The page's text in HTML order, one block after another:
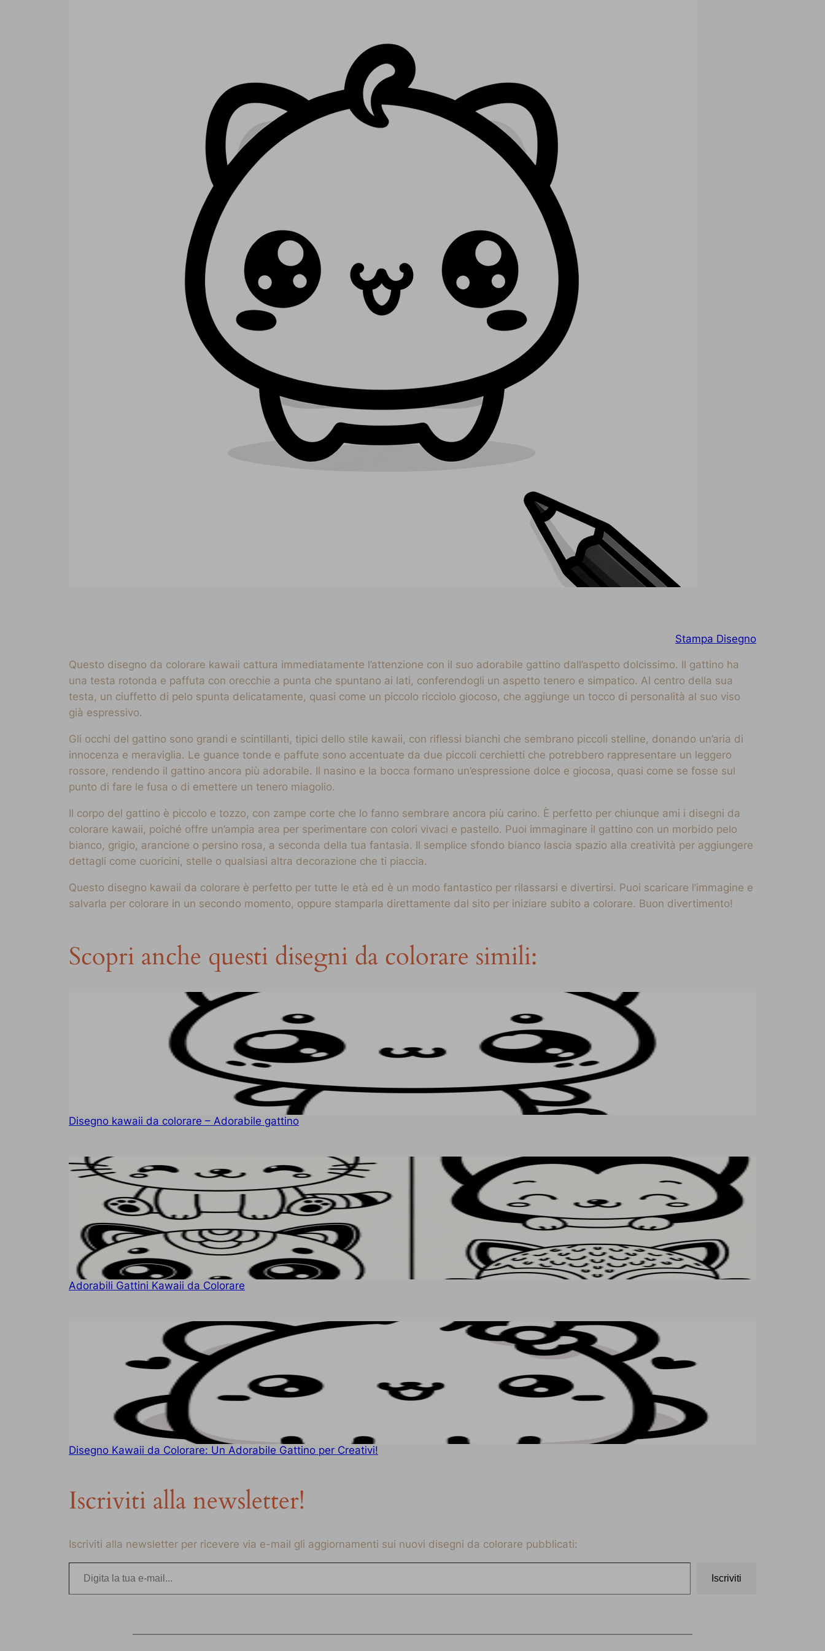
Stampa Disegno
Questo disegno da colorare kawaii cattura immediatamente l’attenzione con il suo adorabile gattino dall’aspetto dolcissimo. Il gattino ha
una testa rotonda e paffuta con orecchie a punta che spuntano ai lati, conferendogli un aspetto tenero e simpatico. Al centro della sua
testa, un ciuffetto di pelo spunta delicatamente, quasi come un piccolo ricciolo giocoso, che aggiunge un tocco di personalità al suo viso
già espressivo.
Gli occhi del gattino sono grandi e scintillanti, tipici dello stile kawaii, con riflessi bianchi che sembrano piccoli stelline, donando un’aria di
innocenza e meraviglia. Le guance tonde e paffute sono accentuate da due piccoli cerchietti che potrebbero rappresentare un leggero
rossore, rendendo il gattino ancora più adorabile. Il nasino e la bocca formano un’espressione dolce e giocosa, quasi come se fosse sul
punto di fare le fusa o di emettere un tenero miagolio.
Il corpo del gattino è piccolo e tozzo, con zampe corte che lo fanno sembrare ancora più carino. È perfetto per chiunque ami i disegni da
colorare kawaii, poiché offre un’ampia area per sperimentare con colori vivaci e pastello. Puoi immaginare il gattino con un morbido pelo
bianco, grigio, arancione o persino rosa, a seconda della tua fantasia. Il semplice sfondo bianco lascia spazio alla creatività per aggiungere
dettagli come cuoricini, stelle o qualsiasi altra decorazione che ti piaccia.
Questo disegno kawaii da colorare è perfetto per tutte le età ed è un modo fantastico per rilassarsi e divertirsi. Puoi scaricare l’immagine e
salvarla per colorare in un secondo momento, oppure stamparla direttamente dal sito per iniziare subito a colorare. Buon divertimento!
Scopri anche questi disegni da colorare simili:
Disegno kawaii da colorare – Adorabile gattino
Adorabili Gattini Kawaii da Colorare
Disegno Kawaii da Colorare: Un Adorabile Gattino per Creativi!
Iscriviti alla newsletter!
Iscriviti alla newsletter per ricevere via e-mail gli aggiornamenti sui nuovi disegni da colorare pubblicati:
Digita la tua e-mail…
Iscriviti